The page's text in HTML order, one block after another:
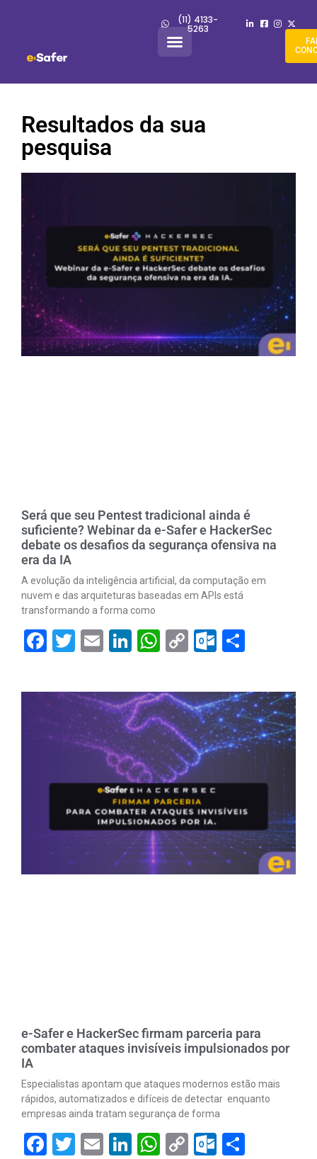
(11) 4133-
5263
Resultados da sua
pesquisa
Será que seu Pentest tradicional ainda é
suficiente? Webinar da e-Safer e HackerSec
debate os desafios da segurança ofensiva na
era da IA
A evolução da inteligência artificial, da computação em
nuvem e das arquiteturas baseadas em APIs está
transformando a forma como
Facebook
Twitter
EmailLinkedIn
WhatsApp
Copy
e-Safer e HackerSec firmam parceria para
combater ataques invisíveis impulsionados por
IA
Especialistas apontam que ataques modernos estão mais
rápidos, automatizados e difíceis de detectar enquanto
empresas ainda tratam segurança de forma
Facebook
Twitter
EmailLinkedIn
WhatsApp
Copy